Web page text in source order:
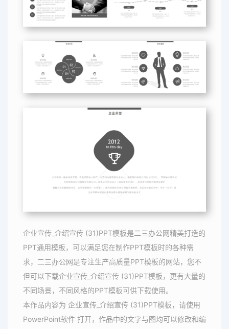
企业宣传_介绍宣传 (31)PPT模板是二三办公网精美打造的
PPT通用模板，可以满足您在制作PPT模板时的各种需
求，二三办公网是专注生产高质量PPT模板的网站，您不
但可以下载企业宣传_介绍宣传 (31)PPT模板，更有大量的
不同场景，不同风格的PPT模板可供下载使用。
本作品内容为 企业宣传_介绍宣传 (31)PPT模板，请使用
PowerPoint软件 打开，作品中的文字与图均可以修改和编